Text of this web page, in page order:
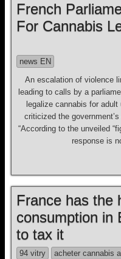
French
For Cannabis
news EN
An escalation of violence
leading to calls by a
legalize cannabis for
criticized the
“According to the unveiled
response is
France has the
consumption in
to tax it
94 vitry acheter cannabis